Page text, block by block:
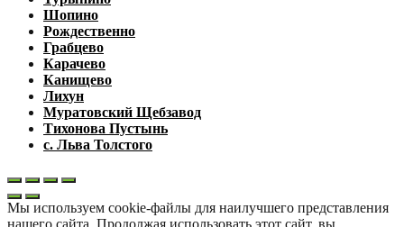
Шопино
Рождественно
Грабцево
Карачево
Канищево
Лихун
Муратовский Щебзавод
Тихонова Пустынь
с. Льва Толстого
Мы используем cookie-файлы для наилучшего представления
нашего сайта. Продолжая использовать этот сайт, вы